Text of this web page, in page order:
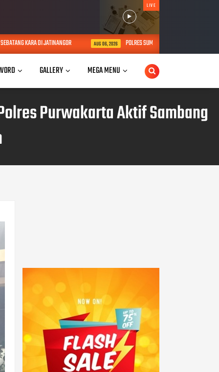
LIVE
DI JATINANGOR AUG 06, 2026 POLRES SUMEDANG IKUTI SUPERVISI FUNGSI
GALLERY MEGA MENU
Purwakarta Aktif Sambang